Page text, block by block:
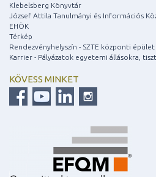
Klebelsberg Könyvtár
József Attila Tanulmányi és Információs
EHÖK
Térkép
Rendezvényhelyszín - SZTE központi épület
Karrier - Pályázatok egyetemi állásokra,
KÖVESS MINKET